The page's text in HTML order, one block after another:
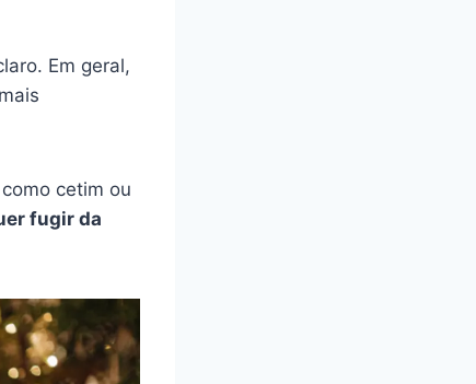
Em geral,
cetim ou
fugir da